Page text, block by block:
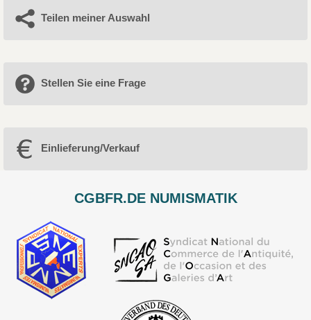
Teilen meiner Auswahl
Stellen Sie eine Frage
Einlieferung/Verkauf
CGBFR.DE NUMISMATIK